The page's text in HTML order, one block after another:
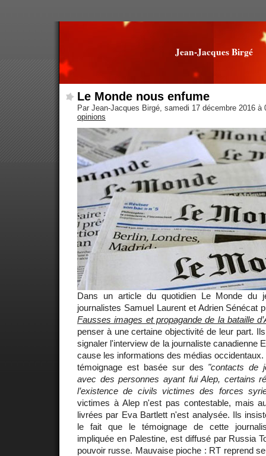
Jean-Jacques Birgé
Le Monde nous enfume
Par Jean-Jacques Birgé, samedi 17 décembre 2016 à
opinions
Dans un article du quotidien Le Monde du
journalistes Samuel Laurent et Adrien Sénécat
Fausses images et propagande de la bataille
penser à une certaine objectivité de leur part.
signaler l'interview de la journaliste canadienne
cause les informations des médias
témoignage est basée sur des "contacts de
avec des personnes ayant fui Alep, certains
l’existence de civils victimes des forces
victimes à Alep n'est pas contestable, mais
livrées par Eva Bartlett n'est analysée. Ils
le fait que le témoignage de cette
impliquée en Palestine, est diffusé par Russia
pouvoir russe. Mauvaise pioche : RT reprend